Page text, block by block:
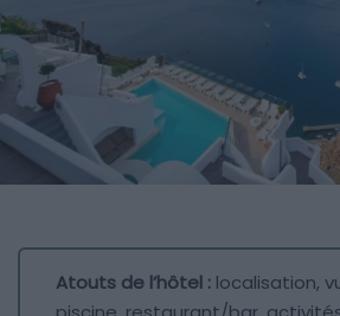
Atouts de l’hôtel : localisation,